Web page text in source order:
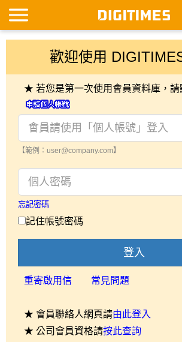
歡迎使用
★ 若您是第一次使用會員資料庫，請
【範例：user@company.com】
忘記密碼
記住帳號密碼
登入
重寄啟用信 常見問題
★ 會員聯絡人網頁請由此登入
★ 公司會員資格請按此查詢